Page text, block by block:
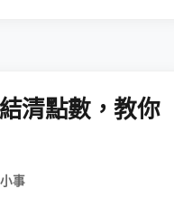
清點數，教你
事